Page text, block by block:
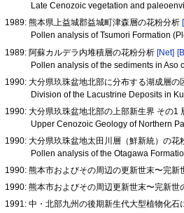
Late Cenozoic vegetation and
1989: 熊本県上益城郡益城町津森層の花粉分析
Pollen analysis of Tsumori Formation
1989: 阿蘇カルデラ内堆積層の花粉分析[Net]
Pollen analysis of the sediments in Aso
1990: 大分県玖珠盆地北部に分布する湖成層の
Division of the Lacustrine Deposits in
1990: 大分県玖珠盆地北部の上部新生界 その1
Upper Cenozoic Geology of Northern
1990: 大分県玖珠盆地太田川層（鮮新統）の花
Pollen analysis of the Otagawa
1990: 熊本市およびその周辺の更新世末〜完
1990: 熊本市およびその周辺更新世末〜完新
1991: 中・北部九州の後期新生代大型植物化